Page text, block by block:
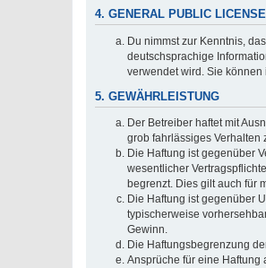
4. GENERAL PUBLIC LICENSE
Du nimmst zur Kenntnis,
deutschsprachige
verwendet wird. Sie können
5. GEWÄHRLEISTUNG
Der Betreiber haftet mit
grob fahrlässiges Verhalten
Die Haftung ist gegenüber
wesentlicher
begrenzt. Dies gilt auch für
Die Haftung ist gegenüber
typischerweise
Gewinn.
Die Haftungsbegrenzung
Ansprüche für eine